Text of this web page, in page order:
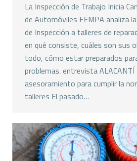
La Inspección de Trabajo Inicia
de Automóviles FEMPA analiza
de Inspección a talleres de
en qué consiste, cuáles son sus
todo, cómo estar preparados
problemas. entrevista
asesoramiento para cumplir la
talleres El pasado…